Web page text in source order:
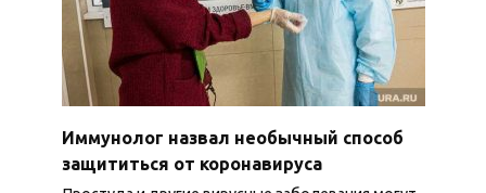
Иммунолог назвал необычный способ
защититься от коронавируса